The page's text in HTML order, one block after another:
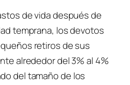
de vida después de
temprana, los devotos
retiros de sus
alrededor del 3% al 4%
del tamaño de los